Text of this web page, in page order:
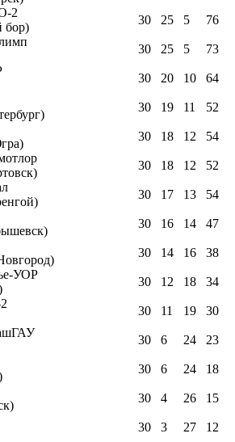
2
бор)
30 25 5 76
30 25 5 73
30 20 10 64
30 19 11 52
30 18 12 54
30 18 12 52
30 17 13 54
30 16 14 47
30 14 16 38
УОР
30 12 18 34
30 11 19 30
30 6 24 23
30 6 24 18
30 4 26 15
30 3 27 12